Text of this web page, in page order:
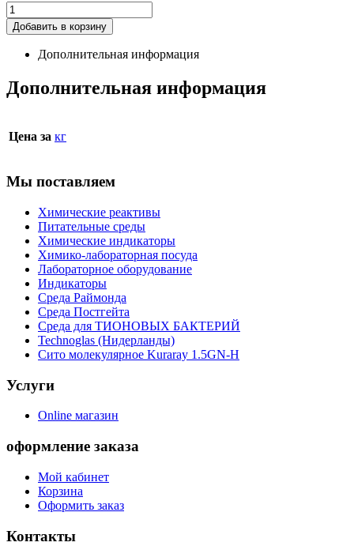
Добавить в корзину
Дополнительная информация
Дополнительная информация
Цена за кг
Мы поставляем
Химические реактивы
Питательные среды
Химические индикаторы
Химико-лабораторная посуда
Лабораторное оборудование
Индикаторы
Среда Раймонда
Среда Постгейта
Среда для ТИОНОВЫХ БАКТЕРИЙ
Technoglas (Нидерланды)
Сито молекулярное Kuraray 1.5GN-H
Услуги
Online магазин
оформление заказа
Мой кабинет
Корзина
Оформить заказ
Контакты